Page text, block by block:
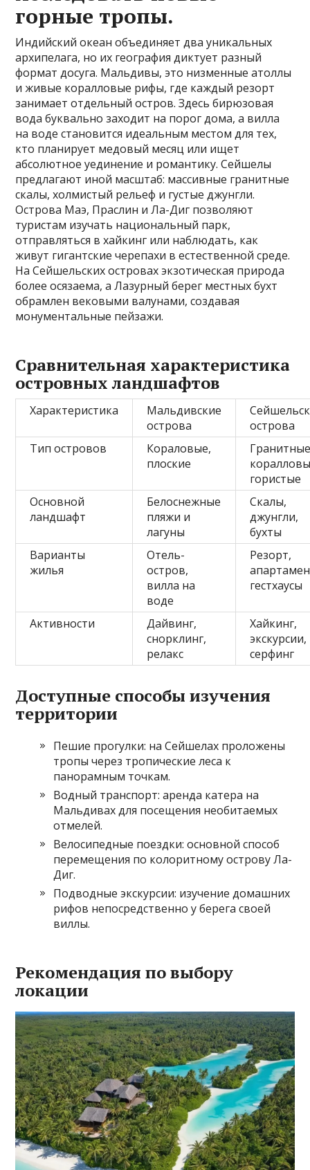
горные тропы.
Индийский океан объединяет два уникальных
архипелага, но их география диктует разный
формат досуга. Мальдивы, это низменные атоллы
и живые коралловые рифы, где каждый резорт
занимает отдельный остров. Здесь бирюзовая
вода буквально заходит на порог дома, а вилла
на воде становится идеальным местом для тех,
кто планирует медовый месяц или ищет
абсолютное уединение и романтику. Сейшелы
предлагают иной масштаб: массивные гранитные
скалы, холмистый рельеф и густые джунгли.
Острова Маэ, Праслин и Ла-Диг позволяют
туристам изучать национальный парк,
отправляться в хайкинг или наблюдать, как
живут гигантские черепахи в естественной среде.
На Сейшельских островах экзотическая природа
более осязаема, а Лазурный берег местных бухт
обрамлен вековыми валунами, создавая
монументальные пейзажи.
Сравнительная характеристика
островных ландшафтов
Характеристика
Мальдивские
острова
острова
Тип островов
Кораловые,
плоские
гористые
Основной
ландшафт
Белоснежные
пляжи и
лагуны
Скалы,
джунгли,
бухты
Варианты
жилья
Отель-
остров,
вилла на
воде
Резорт,
гестхаусы
Активности
Дайвинг,
снорклинг,
релакс
Хайкинг,
экскурсии,
серфинг
Доступные способы изучения
территории
Пешие прогулки: на Сейшелах проложены
тропы через тропические леса к
панорамным точкам.
Водный транспорт: аренда катера на
Мальдивах для посещения необитаемых
отмелей.
Велосипедные поездки: основной способ
перемещения по колоритному острову Ла-
Диг.
Подводные экскурсии: изучение домашних
рифов непосредственно у берега своей
виллы.
Рекомендация по выбору
локации